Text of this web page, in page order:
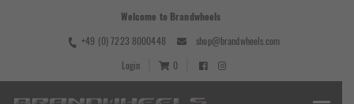
Welcome to Brandwheels
+49 (0) 7223 8000448
shop@brandwheels.com
Login
0